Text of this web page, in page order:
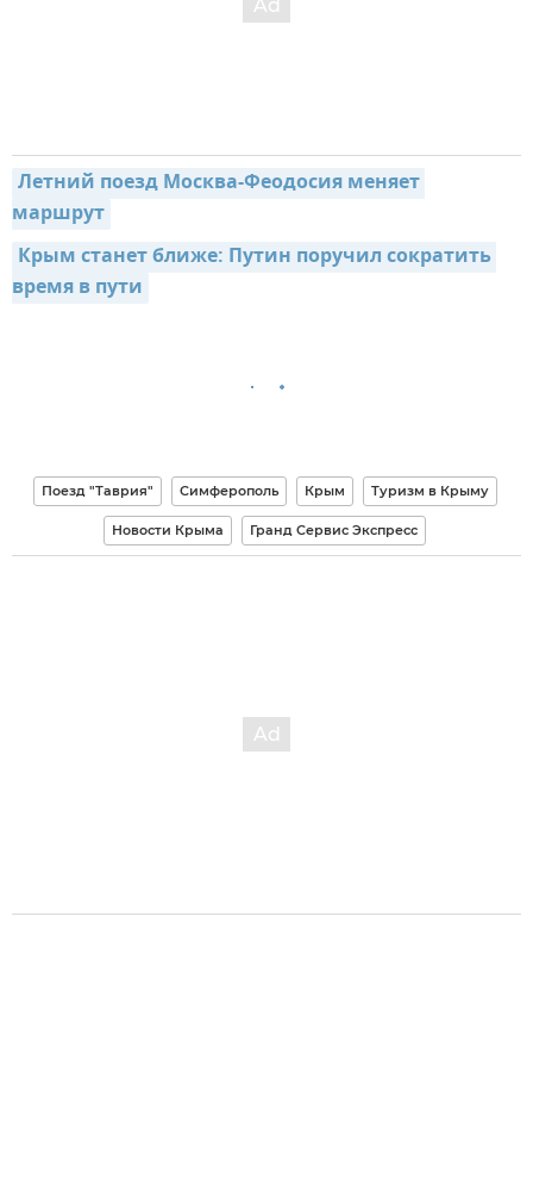
Летний поезд Москва-Феодосия меняет
маршрут
Крым станет ближе: Путин поручил сократить
время в пути
Поезд "Таврия" Симферополь Крым Туризм в Крыму
Новости Крыма Гранд Сервис Экспресс